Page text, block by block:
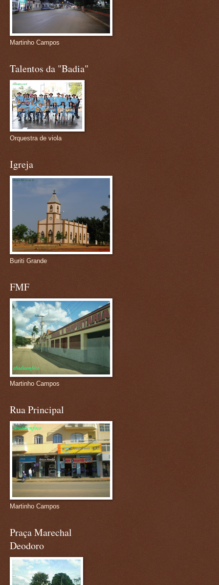
Martinho Campos
Talentos da "Badia"
Orquestra de viola
Igreja
Buriti Grande
FMF
Martinho Campos
Rua Principal
Martinho Campos
Praça Marechal
Deodoro